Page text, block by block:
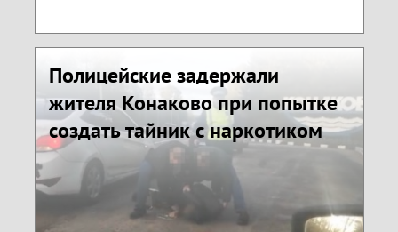
Полицейские задержали
жителя Конаково при попытке
создать тайник с наркотиком